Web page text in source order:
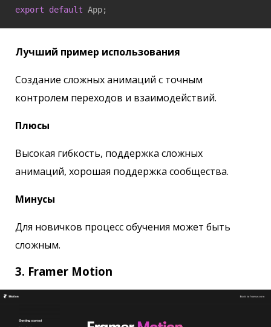
export default App;
Лучший пример использования
Создание сложных анимаций с точным
контролем переходов и взаимодействий.
Плюсы
Высокая гибкость, поддержка сложных
анимаций, хорошая поддержка сообщества.
Минусы
Для новичков процесс обучения может быть
сложным.
3. Framer Motion